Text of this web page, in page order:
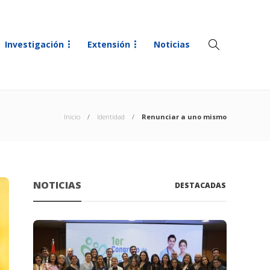
Investigación Extensión Noticias
Inicio Identidad Renunciar a uno mismo
NOTICIAS DESTACADAS